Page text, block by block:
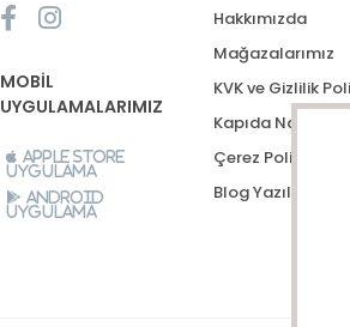
MOBİL
UYGULAMALARIMIZ
Apple Store
Uygulama
Android
Uygulama
Hakkımızda
Mağazalarımız
KVK ve Gizlilik
Kapıda Nakit
Çerez Politikası
Blog Yazıları